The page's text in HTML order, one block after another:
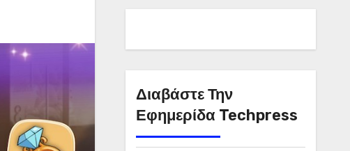
Διαβάστε Την
Εφημερίδα Techpress